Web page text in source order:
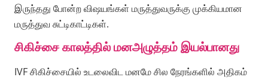
இருந்தது போன்ற விஷயங்கள் மருத்துவருக்கு முக்கியமான
மருத்துவ சுட்டிகாட்டிகள்.
சிகிச்சை காலத்தில் மனஅழுத்தம் இயல்பானது
IVF சிகிச்சையில் உடலைவிட மனமே சில நேரங்களில் அதிகம்